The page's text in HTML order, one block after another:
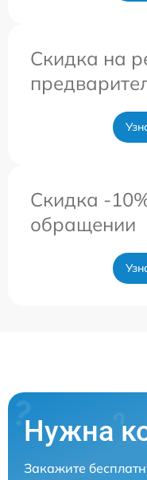
Скидка на
Скидка -
обращении
Нужна
Закажите